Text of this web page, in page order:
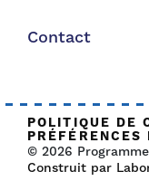
Contact
POLITIQUE DE
© 2026
Construit par